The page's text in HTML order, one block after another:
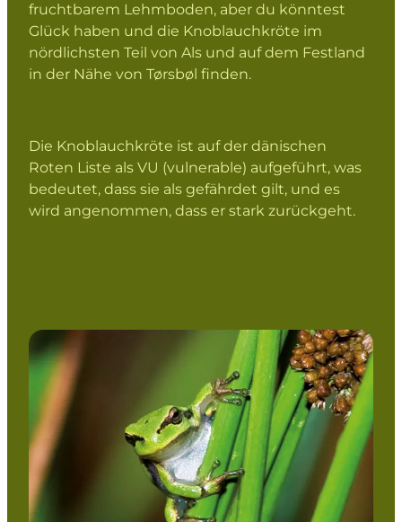
fruchtbarem Lehmboden, aber du könntest
Glück haben und die Knoblauchkröte im
nördlichsten Teil von Als und auf dem Festland
in der Nähe von Tørsbøl finden.
Die Knoblauchkröte ist auf der dänischen
Roten Liste als VU (vulnerable) aufgeführt, was
bedeutet, dass sie als gefährdet gilt, und es
wird angenommen, dass er stark zurückgeht.